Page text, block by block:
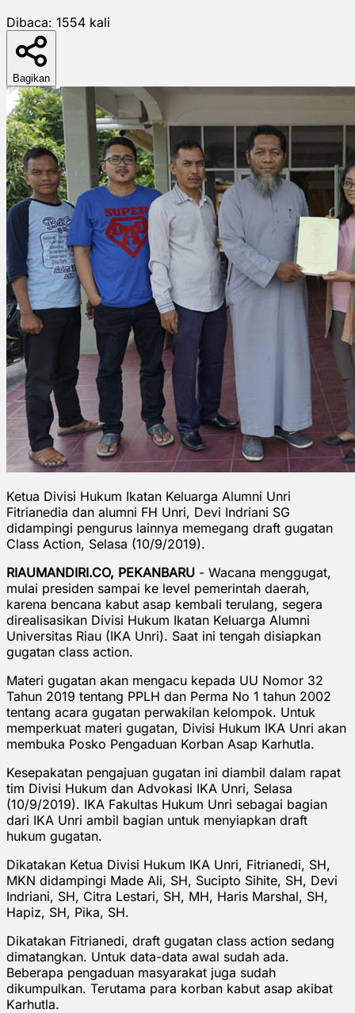
Dibaca: 1554 kali
Bagikan
Ketua Divisi Hukum Ikatan Keluarga Alumni Unri
Fitrianedia dan alumni FH Unri, Devi Indriani SG
didampingi pengurus lainnya memegang draft gugatan
Class Action, Selasa (10/9/2019).
RIAUMANDIRI.CO, PEKANBARU - Wacana menggugat,
mulai presiden sampai ke level pemerintah daerah,
karena bencana kabut asap kembali terulang, segera
direalisasikan Divisi Hukum Ikatan Keluarga Alumni
Universitas Riau (IKA Unri). Saat ini tengah disiapkan
gugatan class action.
Materi gugatan akan mengacu kepada UU Nomor 32
Tahun 2019 tentang PPLH dan Perma No 1 tahun 2002
tentang acara gugatan perwakilan kelompok. Untuk
memperkuat materi gugatan, Divisi Hukum IKA Unri akan
membuka Posko Pengaduan Korban Asap Karhutla.
Kesepakatan pengajuan gugatan ini diambil dalam rapat
tim Divisi Hukum dan Advokasi IKA Unri, Selasa
(10/9/2019). IKA Fakultas Hukum Unri sebagai bagian
dari IKA Unri ambil bagian untuk menyiapkan draft
hukum gugatan.
Dikatakan Ketua Divisi Hukum IKA Unri, Fitrianedi, SH,
MKN didampingi Made Ali, SH, Sucipto Sihite, SH, Devi
Indriani, SH, Citra Lestari, SH, MH, Haris Marshal, SH,
Hapiz, SH, Pika, SH.
Dikatakan Fitrianedi, draft gugatan class action sedang
dimatangkan. Untuk data-data awal sudah ada.
Beberapa pengaduan masyarakat juga sudah
dikumpulkan. Terutama para korban kabut asap akibat
Karhutla.